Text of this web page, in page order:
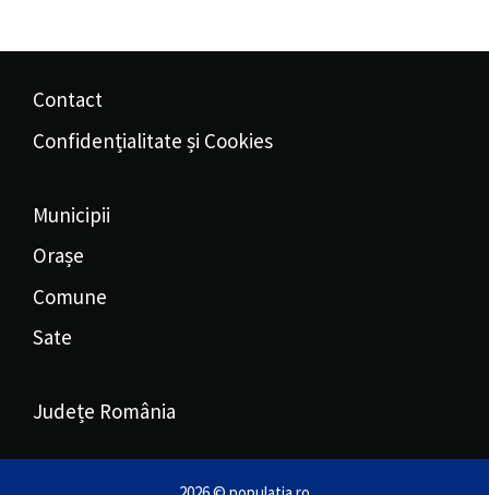
Contact
Confidențialitate și Cookies
Municipii
Orașe
Comune
Sate
Județe România